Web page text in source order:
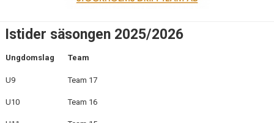
ISTIDER
Istider säsongen 2025/2026
Ungdomslag Team
U9 Team 17
U10 Team 16